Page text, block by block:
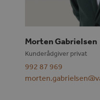
Morten Gabrielsen
Kunderådgiver privat
992 87 969